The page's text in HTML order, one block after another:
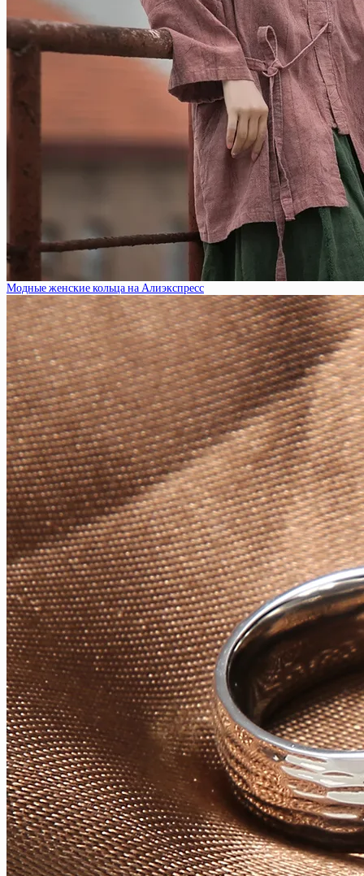
Модные женские кольца на Алиэкспресс